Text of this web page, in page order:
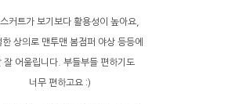
커트가 보기보다 활용성이 높아요,
한 상의로 맨투맨 봄점퍼 야상 등등에
잘 어울립니다. 부들부들 편하기도
너무 편하고요 :)